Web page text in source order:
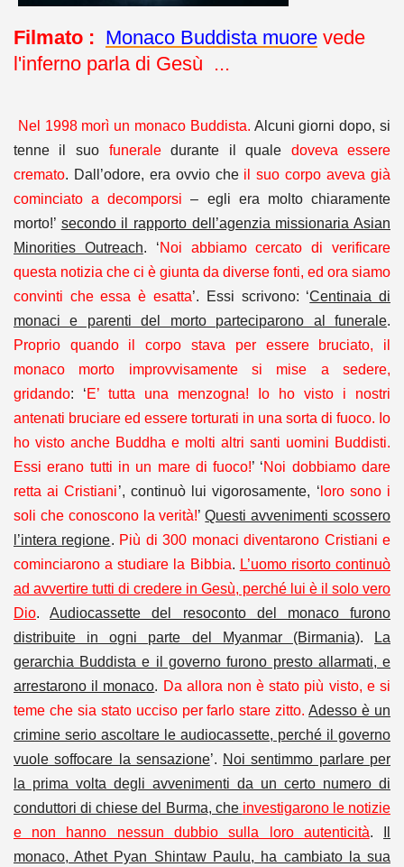
Filmato : Monaco Buddista muorevede
l'inferno parla di Gesù ...
Nel 1998 morì un monaco Buddista. Alcuni giorni dopo, si
tenne il suo funeraledurante il quale doveva essere
cremato. Dall’odore, era ovvio che il suo corpo aveva già
cominciato a decomporsi – egli era molto chiaramente
morto!’ secondo il rapporto dell’agenzia missionaria Asian
Minorities Outreach. ‘Noi abbiamo cercato di verificare
questa notizia che ci è giunta da diverse fonti, ed ora siamo
convinti che essa è esatta’. Essi scrivono: ‘Centinaia di
monaci e parenti del morto parteciparono al funerale.
Proprio quando il corpo stava per essere bruciato, il
monaco morto improvvisamente si mise a sedere,
gridando: ‘E’ tutta una menzogna! Io ho visto i nostri
antenati bruciare ed essere torturati in una sorta di fuoco. Io
ho visto anche Buddha e molti altri santi uomini Buddisti.
Essi erano tutti in un mare di fuoco!’ ‘Noi dobbiamo dare
retta ai Cristiani’, continuò lui vigorosamente, ‘ loro sono i
soli che conoscono la verità!’Questi avvenimenti scossero
l’intera regione. Più di 300 monaci diventarono Cristiani e
cominciarono a studiare la Bibbia. L’uomo risorto continuò
ad avvertire tutti di credere in Gesù, perché lui è il solo vero
Dio.Audiocassette del resoconto del monaco furono
distribuite in ogni parte del Myanmar (Birmania).
La
gerarchia Buddista e il governo furono presto allarmati, e
arrestarono il monaco. Da allora non è stato più visto, e si
teme che sia stato ucciso per farlo stare zitto. Adesso è un
crimine serio ascoltare le audiocassette, perché il governo
vuole soffocare la sensazione’. Noi sentimmo parlare per
la prima volta degli avvenimenti da un certo numero di
conduttori di chiese del Burma, che investigarono le notizie
e non hanno nessun dubbio sulla loro autenticità.
monaco, Athet Pyan Shintaw Paulu, ha cambiato la sua